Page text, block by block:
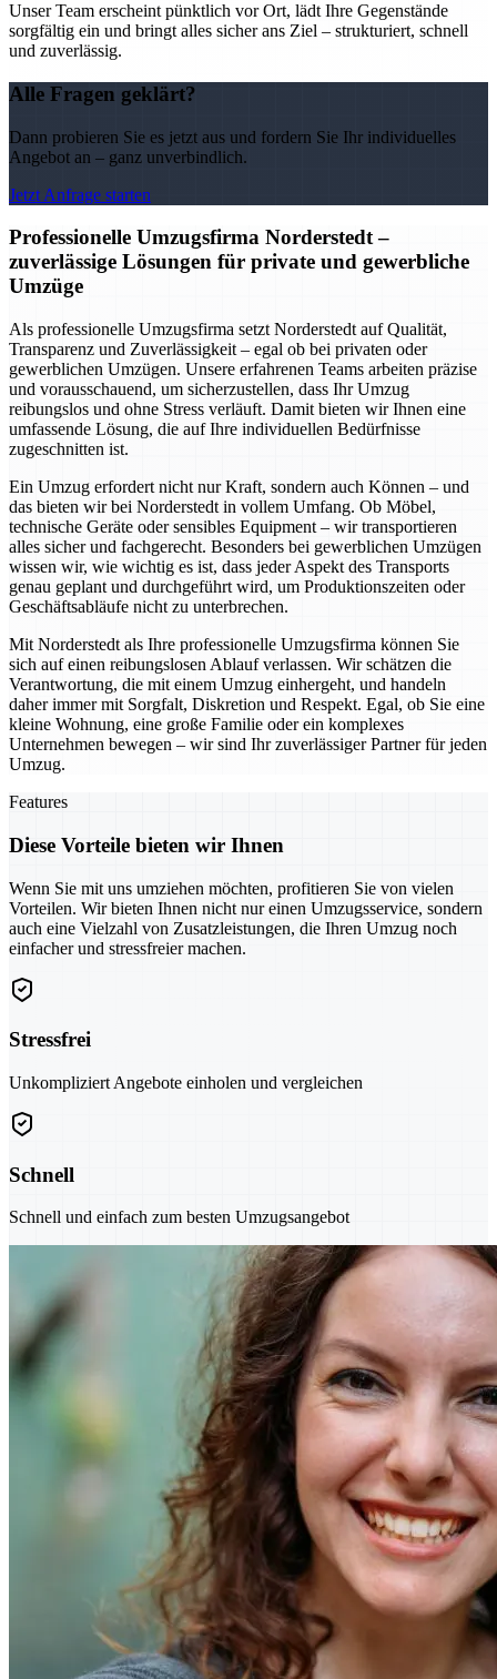
Unser Team erscheint pünktlich vor Ort, lädt Ihre Gegenstände
sorgfältig ein und bringt alles sicher ans Ziel – strukturiert, schnell
und zuverlässig.
Alle Fragen geklärt?
Dann probieren Sie es jetzt aus und fordern Sie Ihr individuelles
Angebot an – ganz unverbindlich.
Jetzt Anfrage starten
Professionelle Umzugsfirma Norderstedt –
zuverlässige Lösungen für private und gewerbliche
Umzüge
Als professionelle Umzugsfirma setzt Norderstedt auf Qualität,
Transparenz und Zuverlässigkeit – egal ob bei privaten oder
gewerblichen Umzügen. Unsere erfahrenen Teams arbeiten präzise
und vorausschauend, um sicherzustellen, dass Ihr Umzug
reibungslos und ohne Stress verläuft. Damit bieten wir Ihnen eine
umfassende Lösung, die auf Ihre individuellen Bedürfnisse
zugeschnitten ist.
Ein Umzug erfordert nicht nur Kraft, sondern auch Können – und
das bieten wir bei Norderstedt in vollem Umfang. Ob Möbel,
technische Geräte oder sensibles Equipment – wir transportieren
alles sicher und fachgerecht. Besonders bei gewerblichen Umzügen
wissen wir, wie wichtig es ist, dass jeder Aspekt des Transports
genau geplant und durchgeführt wird, um Produktionszeiten oder
Geschäftsabläufe nicht zu unterbrechen.
Mit Norderstedt als Ihre professionelle Umzugsfirma können Sie
sich auf einen reibungslosen Ablauf verlassen. Wir schätzen die
Verantwortung, die mit einem Umzug einhergeht, und handeln
daher immer mit Sorgfalt, Diskretion und Respekt. Egal, ob Sie eine
kleine Wohnung, eine große Familie oder ein komplexes
Unternehmen bewegen – wir sind Ihr zuverlässiger Partner für jeden
Umzug.
Features
Diese Vorteile bieten wir Ihnen
Wenn Sie mit uns umziehen möchten, profitieren Sie von vielen
Vorteilen. Wir bieten Ihnen nicht nur einen Umzugsservice, sondern
auch eine Vielzahl von Zusatzleistungen, die Ihren Umzug noch
einfacher und stressfreier machen.
Stressfrei
Unkompliziert Angebote einholen und vergleichen
Schnell
Schnell und einfach zum besten Umzugsangebot